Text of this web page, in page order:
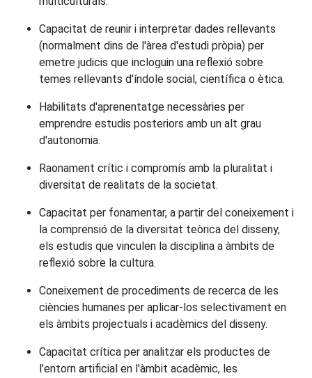
Capacitat de reunir i interpretar dades rellevants
(normalment dins de l'àrea d'estudi pròpia) per
emetre judicis que incloguin una reflexió sobre
temes rellevants d'índole social, científica o ètica.
Habilitats d'aprenentatge necessàries per
emprendre estudis posteriors amb un alt grau
d'autonomia.
Raonament crític i compromís amb la pluralitat i
diversitat de realitats de la societat.
Capacitat per fonamentar, a partir del coneixement i
la comprensió de la diversitat teòrica del disseny,
els estudis que vinculen la disciplina a àmbits de
reflexió sobre la cultura.
Coneixement de procediments de recerca de les
ciències humanes per aplicar-los selectivament en
els àmbits projectuals i acadèmics del disseny.
Capacitat crítica per analitzar els productes de
l'entorn artificial en l'àmbit acadèmic, les